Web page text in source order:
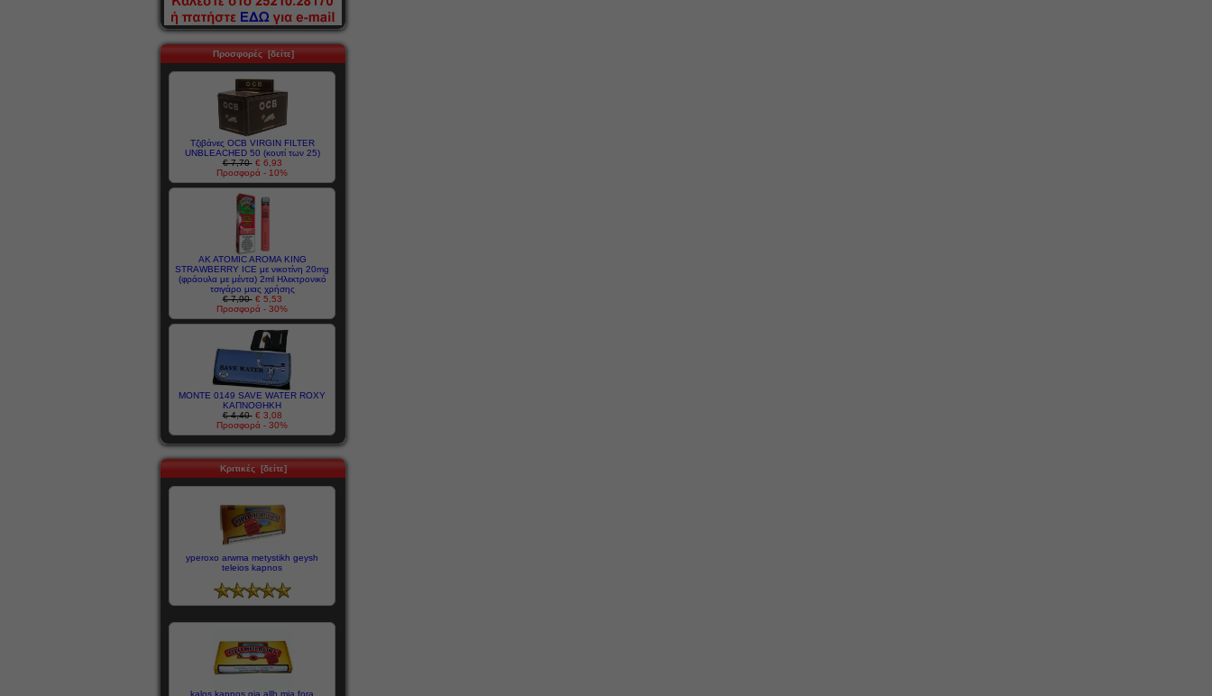
Προσφορές [δείτε]
Τζιβάνες OCB VIRGIN FILTER
UNBLEACHED 50 (κουτί των 25)
€ 7,70 € 6,93
Προσφορά - 10%
AK ATOMIC AROMA KING
STRAWBERRY ICE με νικοτίνη 20mg
(φράουλα με μέντα) 2ml Ηλεκτρονικό
τσιγάρο μιας χρήσης
€ 7,90 € 5,53
Προσφορά - 30%
MONTE 0149 SAVE WATER ROXY
ΚΑΠΝΟΘΗΚΗ
€ 4,40 € 3,08
Προσφορά - 30%
Κριτικές [δείτε]
yperoxo arwma metystikh geysh
teleios kapnos
kalos kapnos gia allh mia fora